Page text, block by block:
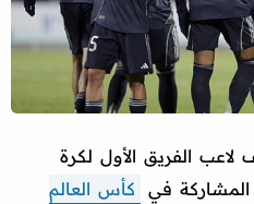
الفريق الأول لكرة
المشاركة في
كأس العالم